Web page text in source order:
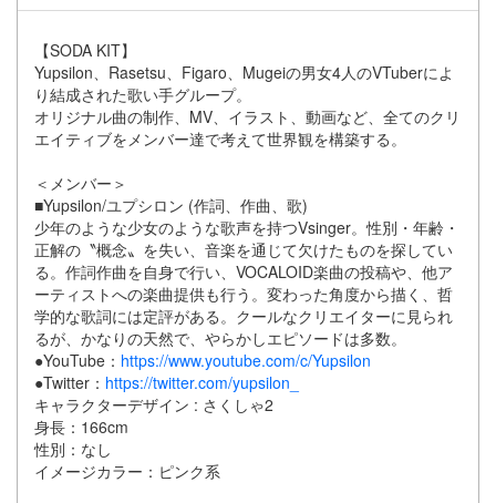
【SODA KIT】
Yupsilon、Rasetsu、Figaro、Mugeiの男女4人のVTuberによ
り結成された歌い手グループ。
オリジナル曲の制作、MV、イラスト、動画など、全てのクリ
エイティブをメンバー達で考えて世界観を構築する。
＜メンバー＞
■Yupsilon/ユプシロン (作詞、作曲、歌)
少年のような少女のような歌声を持つVsinger。性別・年齢・
正解の〝概念〟を失い、音楽を通じて欠けたものを探してい
る。作詞作曲を自身で行い、VOCALOID楽曲の投稿や、他ア
ーティストへの楽曲提供も行う。変わった角度から描く、哲
学的な歌詞には定評がある。クールなクリエイターに見られ
るが、かなりの天然で、やらかしエピソードは多数。
●YouTube： https://www.youtube.com/c/Yupsilon
●Twitter： https://twitter.com/yupsilon_
キャラクターデザイン : さくしゃ2
身長：166cm
性別：なし
イメージカラー：ピンク系